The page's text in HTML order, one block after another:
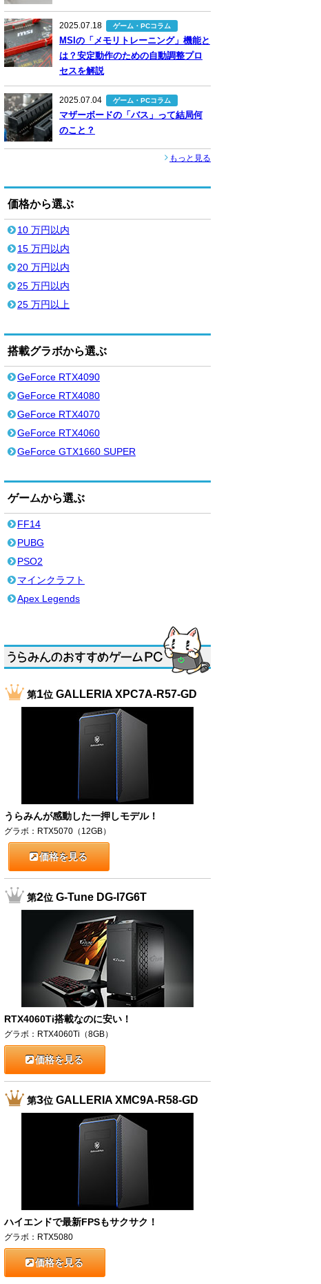
2025.07.18 ゲーム・PCコラム
MSIの「メモリトレーニング」機能と
は？安定動作のための自動調整プロ
セスを解説
2025.07.04 ゲーム・PCコラム
マザーボードの「バス」って結局何
のこと？
もっと見る
価格から選ぶ
10 万円以内
15 万円以内
20 万円以内
25 万円以内
25 万円以上
搭載グラボから選ぶ
GeForce RTX4090
GeForce RTX4080
GeForce RTX4070
GeForce RTX4060
GeForce GTX1660 SUPER
ゲームから選ぶ
FF14
PUBG
PSO2
マインクラフト
Apex Legends
第1位GALLERIA XPC7A-R57-GD
うらみんが感動した一押しモデル！
グラボ：RTX5070（12GB）
価格を見る
第2位G-Tune DG-I7G6T
RTX4060Ti搭載なのに安い！
グラボ：RTX4060Ti（8GB）
価格を見る
第3位GALLERIA XMC9A-R58-GD
ハイエンドで最新FPSもサクサク！
グラボ：RTX5080
価格を見る